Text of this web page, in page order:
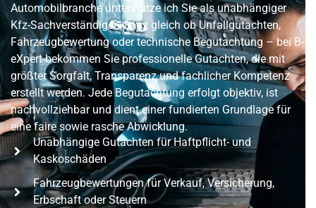
Automobilbranche unterstütze ich Sie als unabhängiger
Kfz-Sachverständiger. Ganz gleich ob Unfallgutachten,
Fahrzeugbewertung oder technische Begutachtung – bei B-
eXpert bekommen Sie professionelle Gutachten, die mit
größter Sorgfalt, Transparenz und fachlicher Kompetenz
erstellt werden. Jede Begutachtung erfolgt objektiv, ist
nachvollziehbar und dient einer fundierten Grundlage für
eine faire sowie rasche Abwicklung.
Unabhängige Gutachten für Haftpflicht- und
Kaskoschäden
Fahrzeugbewertungen für Verkauf, Versicherung,
Erbschaft oder Steuern